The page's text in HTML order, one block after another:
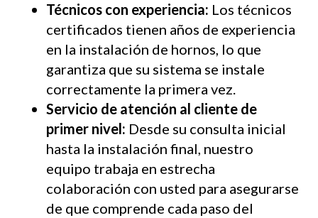
Técnicos con experiencia: Los técnicos
certificados tienen años de experiencia
en la instalación de hornos, lo que
garantiza que su sistema se instale
correctamente la primera vez.
Servicio de atención al cliente de
primer nivel: Desde su consulta inicial
hasta la instalación final, nuestro
equipo trabaja en estrecha
colaboración con usted para asegurarse
de que comprende cada paso del